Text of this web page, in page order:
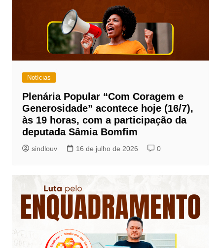
Notícias
Plenária Popular “Com Coragem e
Generosidade” acontece hoje (16/7),
às 19 horas, com a participação da
deputada Sâmia Bomfim
sindlouv 16 de julho de 2026 0